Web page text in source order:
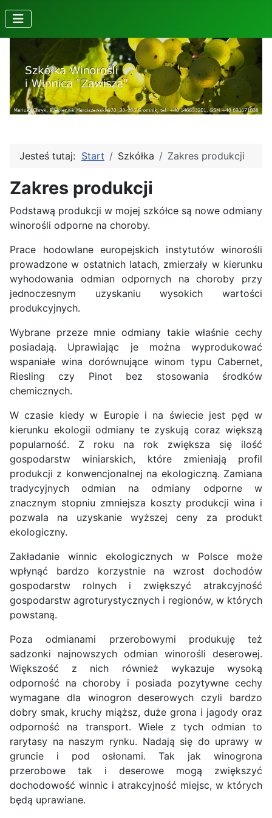
Jesteś tutaj: Start Szkółka Zakres produkcji
Zakres produkcji
Podstawą produkcji w mojej szkółce są nowe odmiany
winorośli odporne na choroby.
Prace hodowlane europejskich instytutów winorośli
prowadzone w ostatnich latach, zmierzały w kierunku
wyhodowania odmian odpornych na choroby przy
jednoczesnym uzyskaniu wysokich wartości
produkcyjnych.
Wybrane przeze mnie odmiany takie właśnie cechy
posiadają. Uprawiając je można wyprodukować
wspaniałe wina dorównujące winom typu Cabernet,
Riesling czy Pinot bez stosowania środków
chemicznych.
W czasie kiedy w Europie i na świecie jest pęd w
kierunku ekologii odmiany te zyskują coraz większą
popularność. Z roku na rok zwiększa się ilość
gospodarstw winiarskich, które zmieniają profil
produkcji z konwencjonalnej na ekologiczną. Zamiana
tradycyjnych odmian na odmiany odporne w
znacznym stopniu zmniejsza koszty produkcji wina i
pozwala na uzyskanie wyższej ceny za produkt
ekologiczny.
Zakładanie winnic ekologicznych w Polsce może
wpłynąć bardzo korzystnie na wzrost dochodów
gospodarstw rolnych i zwiększyć atrakcyjność
gospodarstw agroturystycznych i regionów, w których
powstaną.
Poza odmianami przerobowymi produkuję też
sadzonki najnowszych odmian winorośli deserowej.
Większość z nich również wykazuje wysoką
odporność na choroby i posiada pozytywne cechy
wymagane dla winogron deserowych czyli bardzo
dobry smak, kruchy miąższ, duże grona i jagody oraz
odporność na transport. Wiele z tych odmian to
rarytasy na naszym rynku. Nadają się do uprawy w
gruncie i pod osłonami. Tak jak winogrona
przerobowe tak i deserowe mogą zwiększyć
dochodowość winnic i atrakcyjność miejsc, w których
będą uprawiane.